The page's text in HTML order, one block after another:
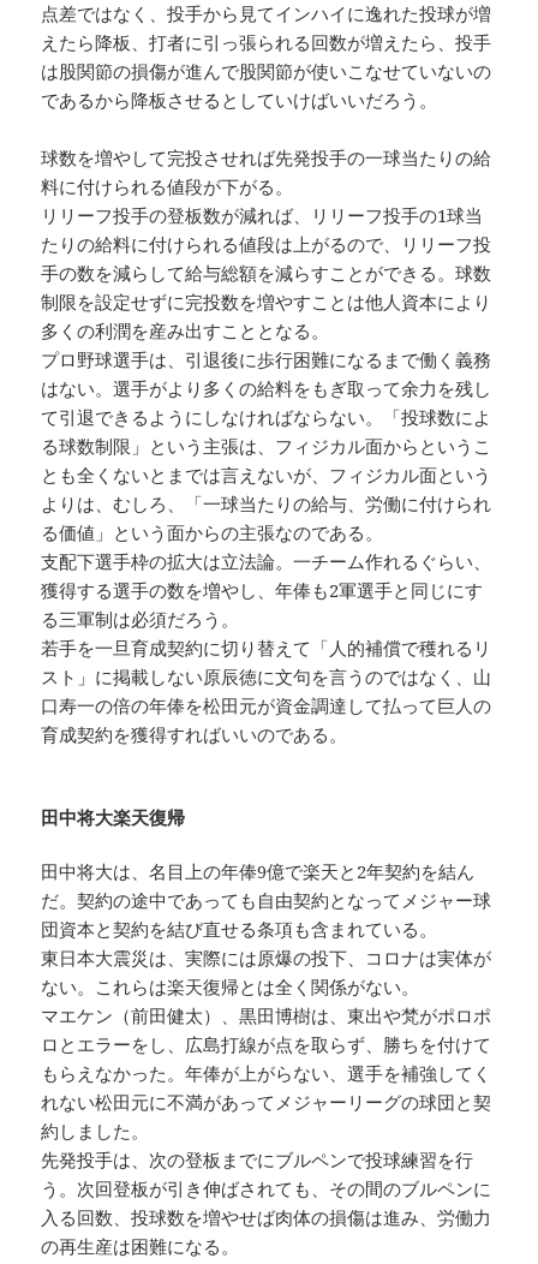
点差ではなく、投手から見てインハイに逸れた投球が増
えたら降板、打者に引っ張られる回数が増えたら、投手
は股関節の損傷が進んで股関節が使いこなせていないの
であるから降板させるとしていけばいいだろう。
球数を増やして完投させれば先発投手の一球当たりの給
料に付けられる値段が下がる。
リリーフ投手の登板数が減れば、リリーフ投手の1球当
たりの給料に付けられる値段は上がるので、リリーフ投
手の数を減らして給与総額を減らすことができる。球数
制限を設定せずに完投数を増やすことは他人資本により
多くの利潤を産み出すこととなる。
プロ野球選手は、引退後に歩行困難になるまで働く義務
はない。選手がより多くの給料をもぎ取って余力を残し
て引退できるようにしなければならない。「投球数によ
る球数制限」という主張は、フィジカル面からというこ
とも全くないとまでは言えないが、フィジカル面という
よりは、むしろ、「一球当たりの給与、労働に付けられ
る価値」という面からの主張なのである。
支配下選手枠の拡大は立法論。一チーム作れるぐらい、
獲得する選手の数を増やし、年俸も2軍選手と同じにす
る三軍制は必須だろう。
若手を一旦育成契約に切り替えて「人的補償で穫れるリ
スト」に掲載しない原辰徳に文句を言うのではなく、山
口寿一の倍の年俸を松田元が資金調達して払って巨人の
育成契約を獲得すればいいのである。
田中将大楽天復帰
田中将大は、名目上の年俸9億で楽天と2年契約を結ん
だ。契約の途中であっても自由契約となってメジャー球
団資本と契約を結び直せる条項も含まれている。
東日本大震災は、実際には原爆の投下、コロナは実体が
ない。これらは楽天復帰とは全く関係がない。
マエケン（前田健太）、黒田博樹は、東出や梵がポロポ
ロとエラーをし、広島打線が点を取らず、勝ちを付けて
もらえなかった。年俸が上がらない、選手を補強してく
れない松田元に不満があってメジャーリーグの球団と契
約しました。
先発投手は、次の登板までにブルペンで投球練習を行
う。次回登板が引き伸ばされても、その間のブルペンに
入る回数、投球数を増やせば肉体の損傷は進み、労働力
の再生産は困難になる。